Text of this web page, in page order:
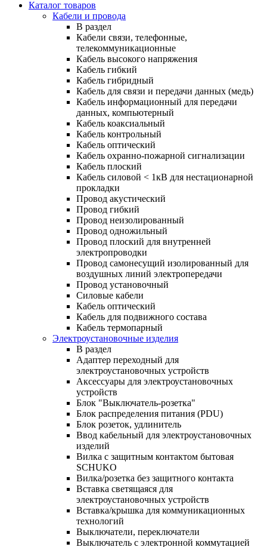
Каталог товаров
Кабели и провода
В раздел
Кабели связи, телефонные,
телекоммуникационные
Кабель высокого напряжения
Кабель гибкий
Кабель гибридный
Кабель для связи и передачи данных (медь)
Кабель информационный для передачи
данных, компьютерный
Кабель коаксиальный
Кабель контрольный
Кабель оптический
Кабель охранно-пожарной сигнализации
Кабель плоский
Кабель силовой < 1кВ для нестационарной
прокладки
Провод акустический
Провод гибкий
Провод неизолированный
Провод одножильный
Провод плоский для внутренней
электропроводки
Провод самонесущий изолированный для
воздушных линий электропередачи
Провод установочный
Силовые кабели
Кабель оптический
Кабель для подвижного состава
Кабель термопарный
Электроустановочные изделия
В раздел
Адаптер переходный для
электроустановочных устройств
Аксессуары для электроустановочных
устройств
Блок "Выключатель-розетка"
Блок распределения питания (PDU)
Блок розеток, удлинитель
Ввод кабельный для электроустановочных
изделий
Вилка с защитным контактом бытовая
SCHUKO
Вилка/розетка без защитного контакта
Вставка светящаяся для
электроустановочных устройств
Вставка/крышка для коммуникационных
технологий
Выключатели, переключатели
Выключатель с электронной коммутацией